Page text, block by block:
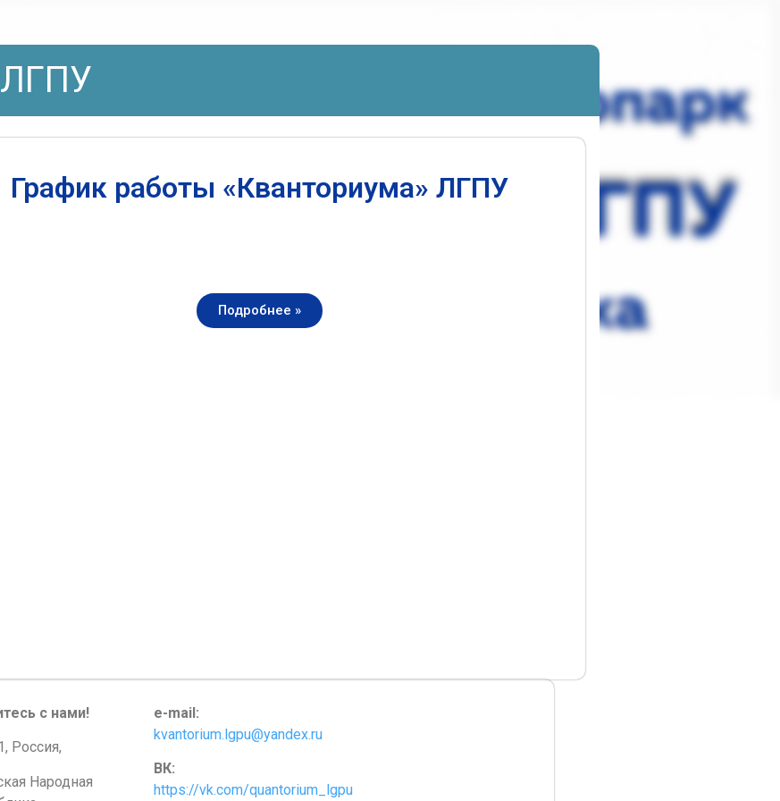
График работы «Кванториума» ЛГПУ
Подробнее »
с нами!
Россия,
Народная
e-mail:
kvantorium.lgpu@yandex.ru
ВК:
https://vk.com/quantorium_lgpu